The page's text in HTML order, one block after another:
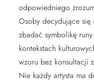
odpowiedniego
Osoby decydujące się
zbadać symbolikę
kontekstach
wzoru bez konsultacji
Nie każdy artysta ma